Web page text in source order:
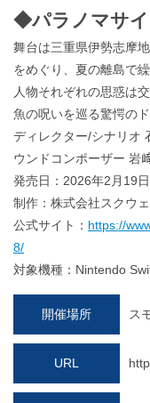
◆パラノマサイ
舞台は三重県伊勢志摩
をめぐり、夏の離島で
人物それぞれの思惑は
魚の呪いを巡る驚愕の
ディレクター/シナリオ
ウンドコンポーザー 岩
発売日：2026年2月19
制作：株式会社スクウ
公式サイト： https://
8/
対象機種：Nintendo
開催場所 ス
URL